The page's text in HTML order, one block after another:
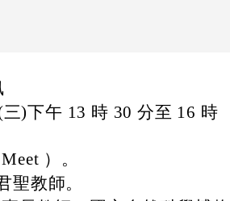
)下午 13 時 30 分至 16 時
）。
聖教師。